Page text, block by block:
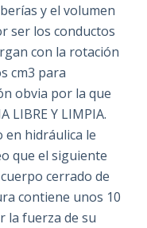
y el volumen
ser los conductos
con la rotación
cm3 para
obvia por la que
LIBRE Y LIMPIA.
en hidráulica le
que el siguiente
cerrado de
contiene unos 10
la fuerza de su